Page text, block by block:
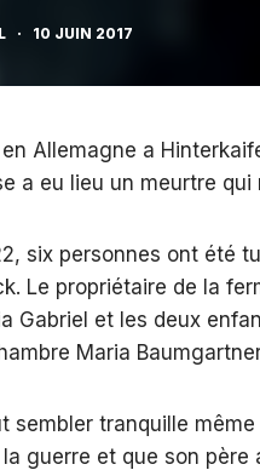
· 10 JUIN 2017
Allemagne a
a eu lieu un meurtre qui
six personnes ont été
Le propriétaire de la
Gabriel et les deux
Maria
sembler tranquille
guerre et que son père